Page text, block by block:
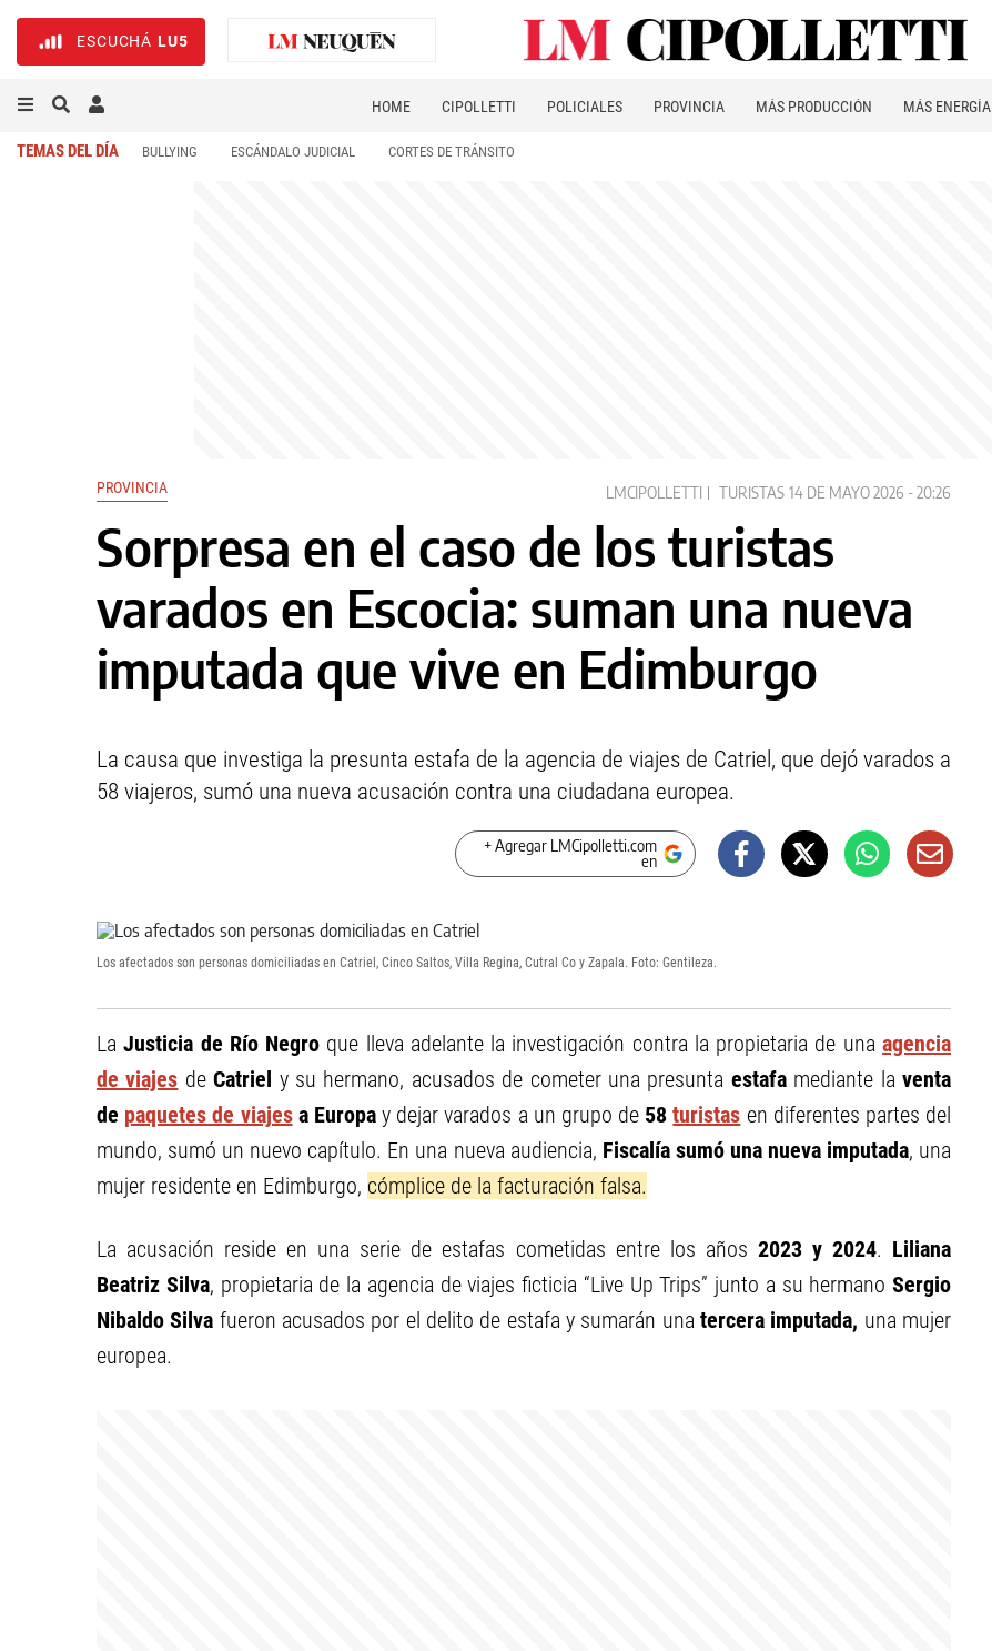
ESCUCHÁ LU5
HOME CIPOLLETTI POLICIALES PROVINCIA MÁS PRODUCCIÓN MÁS ENERGÍA
TEMAS DEL DÍA BULLYING ESCÁNDALO JUDICIAL CORTES DE TRÁNSITO
PROVINCIA LMCIPOLLETTI TURISTAS 14 DE MAYO 2026 - 20:26
Sorpresa en el caso de los turistas
varados en Escocia: suman una nueva
imputada que vive en Edimburgo
La causa que investiga la presunta estafa de la agencia de viajes de Catriel, que dejó varados a
58 viajeros, sumó una nueva acusación contra una ciudadana europea.
+ Agregar LMCipolletti.com
en
Los afectados son personas domiciliadas en Catriel, Cinco Saltos, Villa Regina, Cutral Co y Zapala. Foto: Gentileza.
LaJusticia de Río Negro que lleva adelante la investigación contra la propietaria de unaagencia
de viajes deCatriel y su hermano, acusados de cometer una presunta estafamediante laventa
de paquetes de viajesa Europay dejar varados a un grupo de 58turistas en diferentes partes del
mundo, sumó un nuevo capítulo. En una nueva audiencia, Fiscalía sumó una nueva imputada, una
mujer residente en Edimburgo, cómplice de la facturación falsa.
La acusación reside en una serie de estafas cometidas entre los años 2023 y 2024. Liliana
Beatriz Silva, propietaria de la agencia de viajes ficticia “Live Up Trips” junto a su hermano Sergio
Nibaldo Silva fueron acusados por el delito de estafa y sumarán unatercera imputada, una mujer
europea.